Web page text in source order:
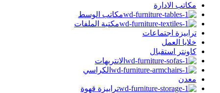
مكاتب الادارة
مكاتب الوسط
مكتبة الملفات
ترابيزة اجتماعات
خلايا العمل
كاونتر استقبال
الانتريهات
الكراسي
معدن
ترابيزة قهوة